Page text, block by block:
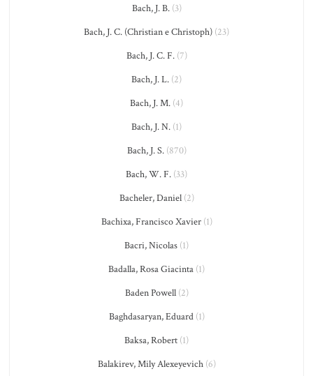
Bach, J. B.(3)
Bach, J. C. (Christian e Christoph) (23)
Bach, J. C. F.(7)
Bach, J. L. (2)
Bach, J. M. (4)
Bach, J. N. (1)
Bach, J. S.(870)
Bach, W. F. (33)
Bacheler, Daniel(2)
Bachixa, Francisco Xavier(1)
Bacri, Nicolas (1)
Badalla, Rosa Giacinta (1)
Baden Powell(2)
Baghdasaryan, Eduard(1)
Baksa, Robert (1)
Balakirev, Mily Alexeyevich(6)